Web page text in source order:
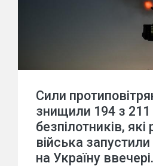
Сили
знищили 194 з 211
безпілотників, які
війська
на Україну ввечері.